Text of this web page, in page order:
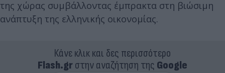
της χώρας συμβάλλοντας έμπρακτα στη βιώσιμη
ανάπτυξη της ελληνικής οικονομίας.
Κάνε κλικ και δες περισσότερο
Flash.grστην αναζήτηση της Google